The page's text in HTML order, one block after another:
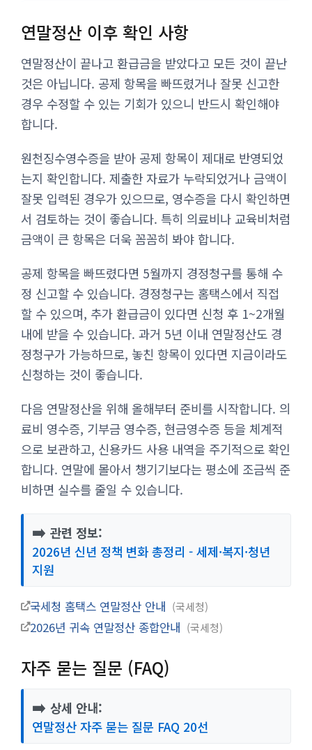
연말정산 이후 확인 사항
연말정산이 끝나고 환급금을 받았다고 모든 것이 끝난
것은 아닙니다. 공제 항목을 빠뜨렸거나 잘못 신고한
경우 수정할 수 있는 기회가 있으니 반드시 확인해야
합니다.
원천징수영수증을 받아 공제 항목이 제대로 반영되었
는지 확인합니다. 제출한 자료가 누락되었거나 금액이
잘못 입력된 경우가 있으므로, 영수증을 다시 확인하면
서 검토하는 것이 좋습니다. 특히 의료비나 교육비처럼
금액이 큰 항목은 더욱 꼼꼼히 봐야 합니다.
공제 항목을 빠뜨렸다면 5월까지 경정청구를 통해 수
정 신고할 수 있습니다. 경정청구는 홈택스에서 직접
할 수 있으며, 추가 환급금이 있다면 신청 후 1~2개월
내에 받을 수 있습니다. 과거 5년 이내 연말정산도 경
정청구가 가능하므로, 놓친 항목이 있다면 지금이라도
신청하는 것이 좋습니다.
다음 연말정산을 위해 올해부터 준비를 시작합니다. 의
료비 영수증, 기부금 영수증, 현금영수증 등을 체계적
으로 보관하고, 신용카드 사용 내역을 주기적으로 확인
합니다. 연말에 몰아서 챙기기보다는 평소에 조금씩 준
비하면 실수를 줄일 수 있습니다.
➡️ 관련 정보:
2026년 신년 정책 변화 총정리 - 세제·복지·청년
지원
국세청 홈택스 연말정산 안내 국세청
2026년 귀속 연말정산 종합안내 국세청
자주 묻는 질문 (FAQ)
➡️ 상세 안내:
연말정산 자주 묻는 질문 FAQ 20선